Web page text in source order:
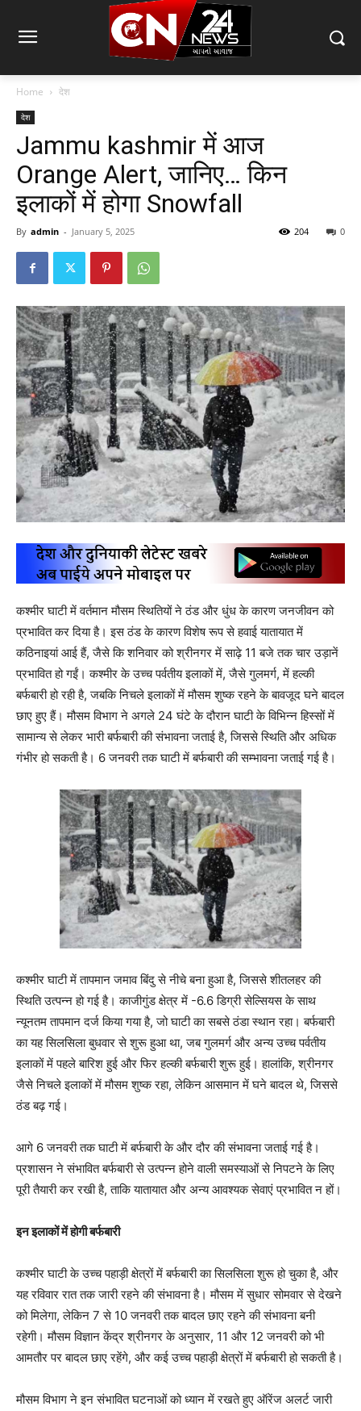
Home देश
देश
Jammu kashmir में आज
Orange Alert, जानिए… किन
इलाकों में होगा Snowfall
By admin - January 5, 2025 0
204
कश्मीर घाटी में वर्तमान मौसम स्थितियों ने ठंड और धुंध के कारण जनजीवन को
प्रभावित कर दिया है। इस ठंड के कारण विशेष रूप से हवाई यातायात में
कठिनाइयां आई हैं, जैसे कि शनिवार को श्रीनगर में साढ़े 11 बजे तक चार उड़ानें
प्रभावित हो गईं। कश्मीर के उच्च पर्वतीय इलाकों में, जैसे गुलमर्ग, में हल्की
बर्फबारी हो रही है, जबकि निचले इलाकों में मौसम शुष्क रहने के बावजूद घने बादल
छाए हुए हैं। मौसम विभाग ने अगले 24 घंटे के दौरान घाटी के विभिन्न हिस्सों में
सामान्य से लेकर भारी बर्फबारी की संभावना जताई है, जिससे स्थिति और अधिक
गंभीर हो सकती है। 6 जनवरी तक घाटी में बर्फबारी की सम्भावना जताई गई है।
कश्मीर घाटी में तापमान जमाव बिंदु से नीचे बना हुआ है, जिससे शीतलहर की
स्थिति उत्पन्न हो गई है। काजीगुंड क्षेत्र में -6.6 डिग्री सेल्सियस के साथ
न्यूनतम तापमान दर्ज किया गया है, जो घाटी का सबसे ठंडा स्थान रहा। बर्फबारी
का यह सिलसिला बुधवार से शुरू हुआ था, जब गुलमर्ग और अन्य उच्च पर्वतीय
इलाकों में पहले बारिश हुई और फिर हल्की बर्फबारी शुरू हुई। हालांकि, श्रीनगर
जैसे निचले इलाकों में मौसम शुष्क रहा, लेकिन आसमान में घने बादल थे, जिससे
ठंड बढ़ गई।
आगे 6 जनवरी तक घाटी में बर्फबारी के और दौर की संभावना जताई गई है।
प्रशासन ने संभावित बर्फबारी से उत्पन्न होने वाली समस्याओं से निपटने के लिए
पूरी तैयारी कर रखी है, ताकि यातायात और अन्य आवश्यक सेवाएं प्रभावित न हों।
इन इलाकों में होगी बर्फबारी
कश्मीर घाटी के उच्च पहाड़ी क्षेत्रों में बर्फबारी का सिलसिला शुरू हो चुका है, और
यह रविवार रात तक जारी रहने की संभावना है। मौसम में सुधार सोमवार से देखने
को मिलेगा, लेकिन 7 से 10 जनवरी तक बादल छाए रहने की संभावना बनी
रहेगी। मौसम विज्ञान केंद्र श्रीनगर के अनुसार, 11 और 12 जनवरी को भी
आमतौर पर बादल छाए रहेंगे, और कई उच्च पहाड़ी क्षेत्रों में बर्फबारी हो सकती है।
मौसम विभाग ने इन संभावित घटनाओं को ध्यान में रखते हुए ऑरेंज अलर्ट जारी